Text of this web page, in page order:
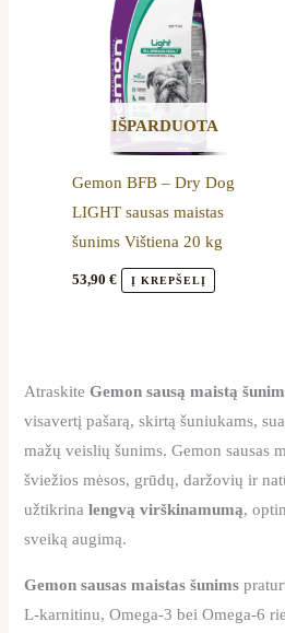
IŠPARDUOTA
Gemon BFB – Dry Dog
LIGHT sausas maistas
šunims Vištiena 20 kg
53,90€ Į KREPŠELĮ
AtraskiteGemon sausą maistą
visavertį pašarą, skirtą šuniukams,
mažų veislių šunims. Gemon sausas
šviežios mėsos, grūdų, daržovių ir
užtikrinalengvą virškinamumą,
sveiką augimą.
Gemon sausas maistas šunims
L-karnitinu, Omega-3 bei Omega-6